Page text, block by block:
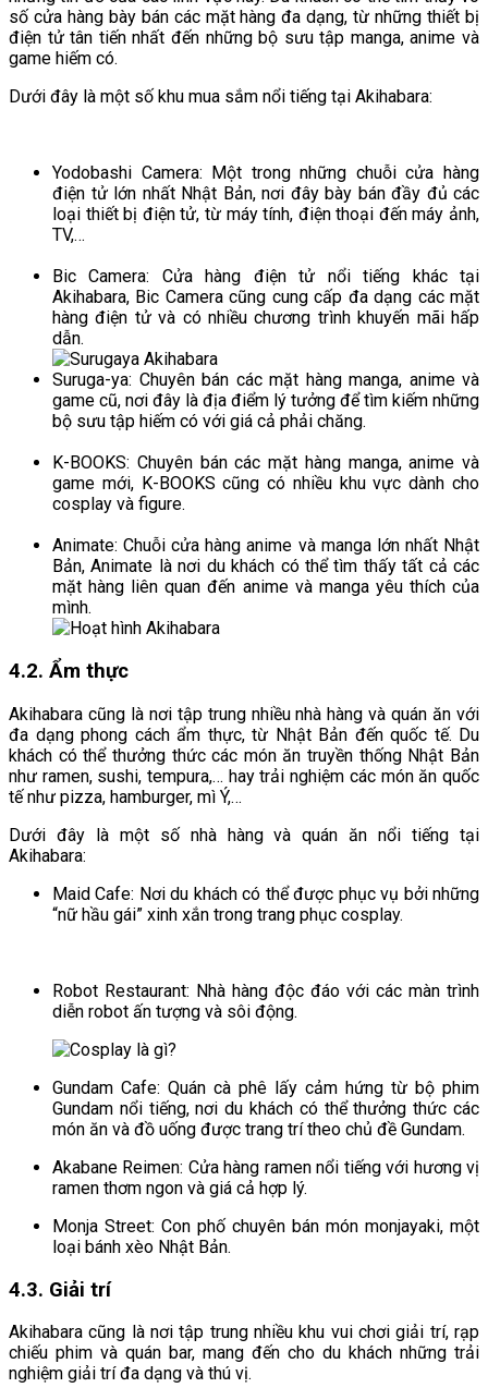
số cửa hàng bày bán các mặt hàng đa dạng, từ những thiết bị
điện tử tân tiến nhất đến những bộ sưu tập manga, anime và
game hiếm có.
Dưới đây là một số khu mua sắm nổi tiếng tại Akihabara:
Yodobashi Camera: Một trong những chuỗi cửa hàng
điện tử lớn nhất Nhật Bản, nơi đây bày bán đầy đủ các
loại thiết bị điện tử, từ máy tính, điện thoại đến máy ảnh,
TV,…
Bic Camera: Cửa hàng điện tử nổi tiếng khác tại
Akihabara, Bic Camera cũng cung cấp đa dạng các mặt
hàng điện tử và có nhiều chương trình khuyến mãi hấp
dẫn.
Suruga-ya: Chuyên bán các mặt hàng manga, anime và
game cũ, nơi đây là địa điểm lý tưởng để tìm kiếm những
bộ sưu tập hiếm có với giá cả phải chăng.
K-BOOKS: Chuyên bán các mặt hàng manga, anime và
game mới, K-BOOKS cũng có nhiều khu vực dành cho
cosplay và figure.
Animate: Chuỗi cửa hàng anime và manga lớn nhất Nhật
Bản, Animate là nơi du khách có thể tìm thấy tất cả các
mặt hàng liên quan đến anime và manga yêu thích của
mình.
4.2. Ẩm thực
Akihabara cũng là nơi tập trung nhiều nhà hàng và quán ăn với
đa dạng phong cách ẩm thực, từ Nhật Bản đến quốc tế. Du
khách có thể thưởng thức các món ăn truyền thống Nhật Bản
như ramen, sushi, tempura,… hay trải nghiệm các món ăn quốc
tế như pizza, hamburger, mì Ý,…
Dưới đây là một số nhà hàng và quán ăn nổi tiếng tại
Akihabara:
Maid Cafe: Nơi du khách có thể được phục vụ bởi những
“nữ hầu gái” xinh xắn trong trang phục cosplay.
Robot Restaurant: Nhà hàng độc đáo với các màn trình
diễn robot ấn tượng và sôi động.
Gundam Cafe: Quán cà phê lấy cảm hứng từ bộ phim
Gundam nổi tiếng, nơi du khách có thể thưởng thức các
món ăn và đồ uống được trang trí theo chủ đề Gundam.
Akabane Reimen: Cửa hàng ramen nổi tiếng với hương vị
ramen thơm ngon và giá cả hợp lý.
Monja Street: Con phố chuyên bán món monjayaki, một
loại bánh xèo Nhật Bản.
4.3. Giải trí
Akihabara cũng là nơi tập trung nhiều khu vui chơi giải trí, rạp
chiếu phim và quán bar, mang đến cho du khách những trải
nghiệm giải trí đa dạng và thú vị.